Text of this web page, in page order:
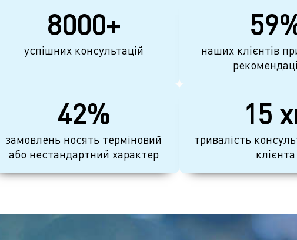
8000+
успішних консультацій
наших клієнтів
42%
замовлень носять терміновий
або нестандартний характер
15
тривалість
клієнта